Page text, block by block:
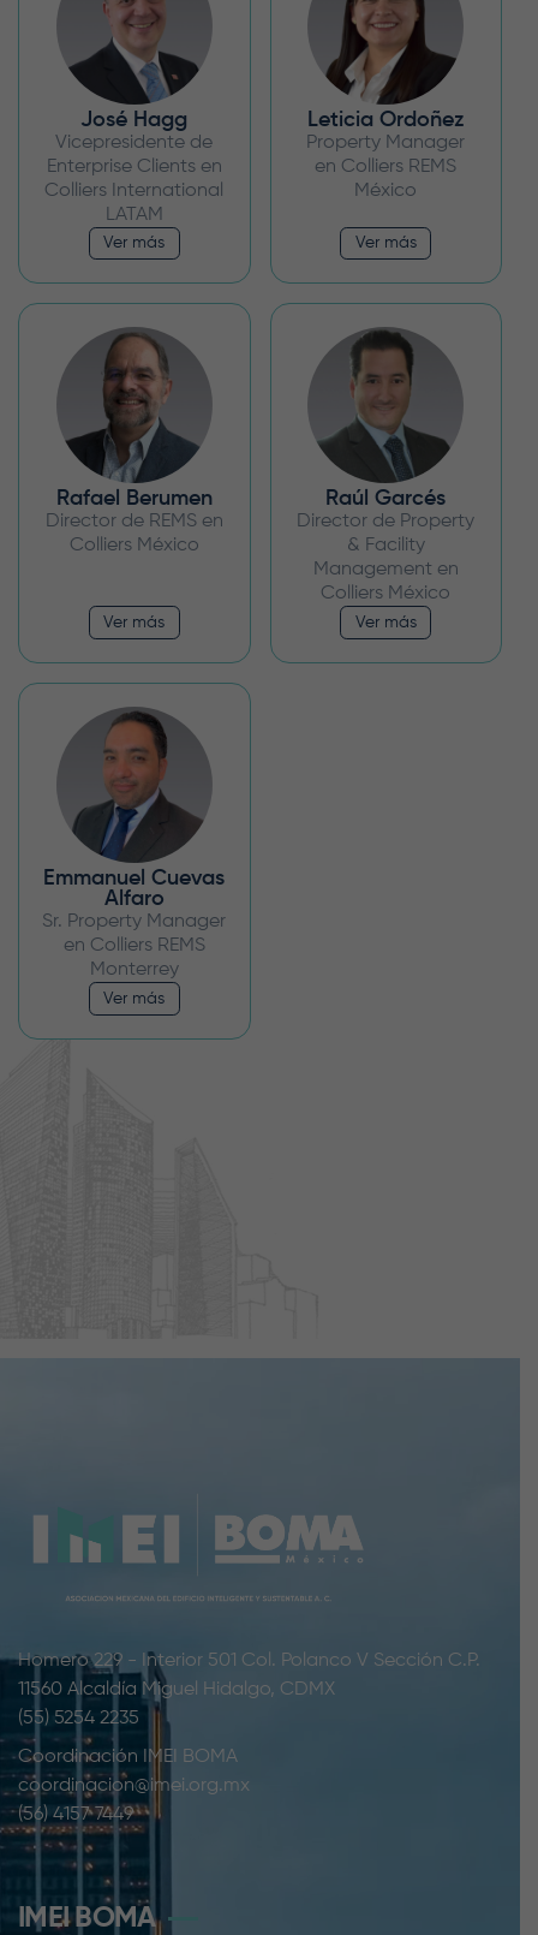
José Hagg
Vicepresidente de
Enterprise Clients en
Colliers International
LATAM
Ver más
Leticia Ordoñez
Property Manager
en Colliers REMS
México
Ver más
Rafael Berumen
Director de REMS en
Colliers México
Ver más
Raúl Garcés
Director de Property
& Facility
Management en
Colliers México
Ver más
Emmanuel Cuevas
Alfaro
Sr. Property Manager
en Colliers REMS
Monterrey
Ver más
Homero 229 - Interior 501 Col. Polanco V Sección C.P.
11560 Alcaldía Miguel Hidalgo, CDMX
(55) 5254 2235
Coordinación IMEI BOMA
coordinacion@imei.org.mx
(56) 4157 7449
IMEI BOMA